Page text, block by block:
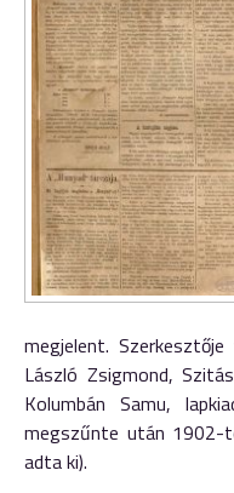
megjelent.
László Zsigmond,
Kolumbán Samu,
megszűnte után 1902-
adta ki).